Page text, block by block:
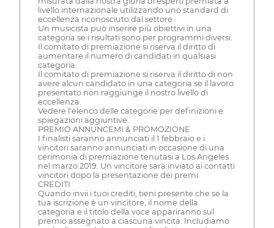
livello internazionale utilizzando uno standard di
eccellenza riconosciuto dal settore.
Un musicista può inserire più obiettivi in una
categoria se i risultati sono per programmi diversi.
Il comitato di premiazione si riserva il diritto di
aumentare il numero di candidati in qualsiasi
categoria.
Il comitato di premiazione si riserva il diritto di non
avere alcun candidato in una categoria se il lavoro
presentato non raggiunge il nostro livello di
eccellenza.
Vedere l'elenco delle categorie per definizioni e
spiegazioni aggiuntive.
PREMIO ANNUNCEMI & PROMOZIONE
I finalisti saranno annunciati il 1 febbraio e i
vincitori saranno annunciati in occasione di una
cerimonia di premiazione tenutasi a Los Angeles
nel marzo 2019. Un vincitore sarà inviato ai contatti
vincitori dopo la presentazione dei premi.
CREDITI
Quando invii i tuoi crediti, tieni presente che se la
tua iscrizione è un vincitore, il nome della
categoria e il titolo della voce appariranno sul
premio assegnato a ciascuna vincita. Includiamo